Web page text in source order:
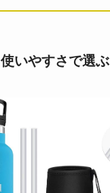
いやすさで選ぶ